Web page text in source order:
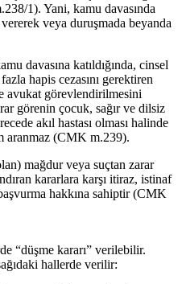
1). Yani, kamu davasında
veya duruşmada beyanda
davasına katıldığında, cinsel
fazla hapis cezasını gerektiren
avukat görevlendirilmesini
görenin çocuk, sağır ve dilsiz
akıl hastası olması halinde
aranmaz (CMK m.239).
mağdur veya suçtan zarar
kararlara karşı itiraz, istinaf
hakkına sahiptir (CMK
“düşme kararı” verilebilir.
hallerde verilir: